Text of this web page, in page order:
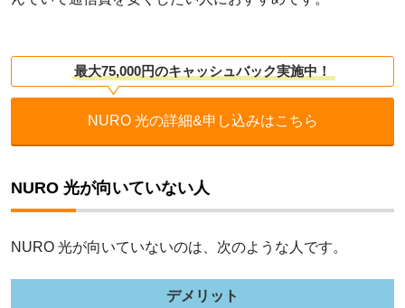
最大75,000円のキャッシュバック実施中！
NURO 光の詳細&申し込みはこちら
NURO 光が向いていない人
NURO 光が向いていないのは、次のような人です。